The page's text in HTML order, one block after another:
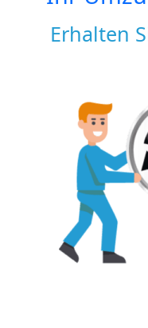
Erhalten